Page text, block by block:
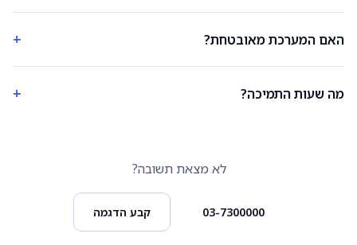
האם המערכת מאובטחת? +
מה שעות התמיכה? +
לא מצאת תשובה?
03-7300000 קבע הדגמה